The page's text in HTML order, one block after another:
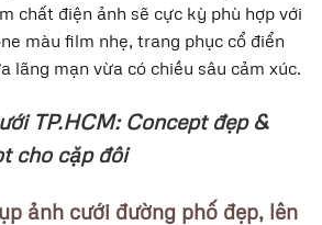
chất điện ảnh sẽ cực kỳ phù hợp với
màu film nhẹ, trang phục cổ điển
lãng mạn vừa có chiều sâu cảm xúc.
TP.HCM: Concept đẹp &
cho cặp đôi
ảnh cưới đường phố đẹp, lên